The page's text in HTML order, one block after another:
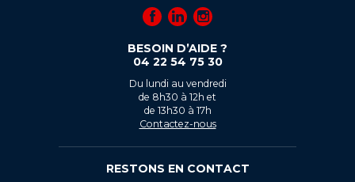
BESOIN D’AIDE ?
04 22 54 75 30
Du lundi au vendredi
de 8h30 à 12h et
de 13h30 à 17h
Contactez-nous
RESTONS EN CONTACT